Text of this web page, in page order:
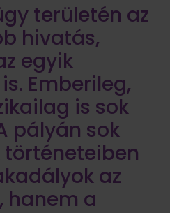
területén az
hivatás,
egyik
Emberileg,
is sok
pályán sok
történeteiben
az
hanem a